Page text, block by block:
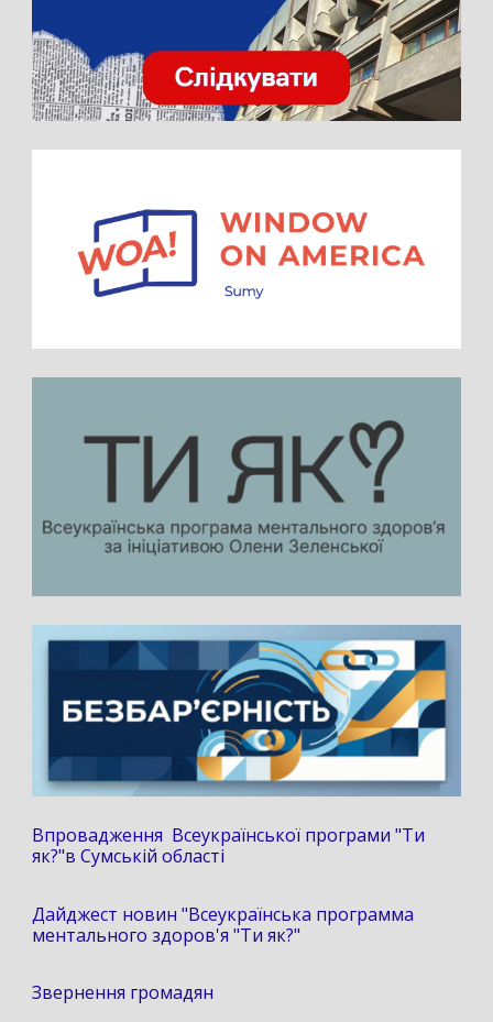
Впровадження Всеукраїнської програми "Ти
як?"в Сумській області
Дайджест новин "Всеукраїнська программа
ментального здоров'я "Ти як?"
Звернення громадян